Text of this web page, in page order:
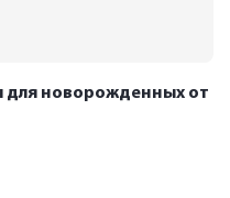
для новорожденных от